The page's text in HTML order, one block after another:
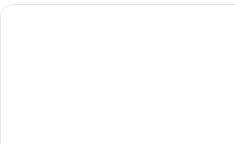
有
單
芽莊 Vinpearl Beachfront 度假村